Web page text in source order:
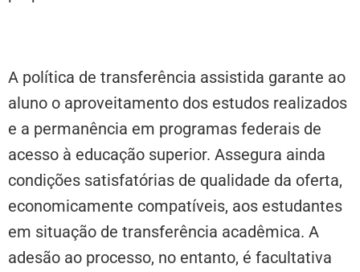
A política de transferência assistida garante ao
aluno o aproveitamento dos estudos realizados
e a permanência em programas federais de
acesso à educação superior. Assegura ainda
condições satisfatórias de qualidade da oferta,
economicamente compatíveis, aos estudantes
em situação de transferência acadêmica. A
adesão ao processo, no entanto, é facultativa